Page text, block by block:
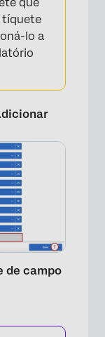
tíquete
lo a
de campo